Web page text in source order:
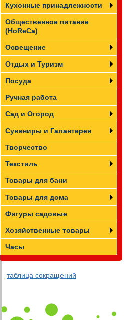
Кухонные принадлежности
Общественное питание
(HoReCa)
Освещение
Отдых и Туризм
Посуда
Ручная работа
Сад и Огород
Сувениры и Галантерея
Творчество
Текстиль
Товары для бани
Товары для дома
Фигуры садовые
Хозяйственные товары
Часы
таблица сокращений